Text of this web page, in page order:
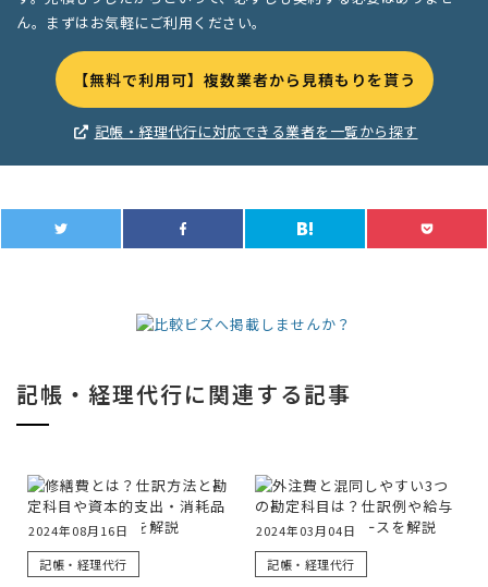
ん。まずはお気軽にご利用ください。
【無料で利用可】複数業者から見積もりを貰う
記帳・経理代行に対応できる業者を一覧から探す
記帳・経理代行に関連する記事
2024年08月16日
記帳・経理代行
2024年03月04日
記帳・経理代行